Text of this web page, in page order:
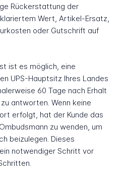
Rückerstattung der
Wert, Artikel-Ersatz,
oder Gutschrift auf
ist es möglich, eine
UPS-Hauptsitz Ihres Landes
60 Tage nach Erhalt
antworten. Wenn keine
erfolgt, hat der Kunde das
zu wenden, um
beizulegen. Dieses
notwendiger Schritt vor